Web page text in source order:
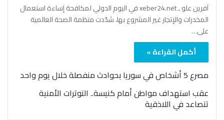
آفرين علو ـ xeber24.net في اليوم الدولي لمكافحة إساءة استعمال
المخدرات والإتجار غير المشروع بها، شدّدت منظمة الصحة العالمية
على…
أكمل القراءة »
مصرع 5 أشخاص في سوريا بحوادث منفصلة خلال يوم واحد
عقب استهداف مواطن أمام كنيسة.. التوترات الأمنية
تتصاعد في اللاذقية